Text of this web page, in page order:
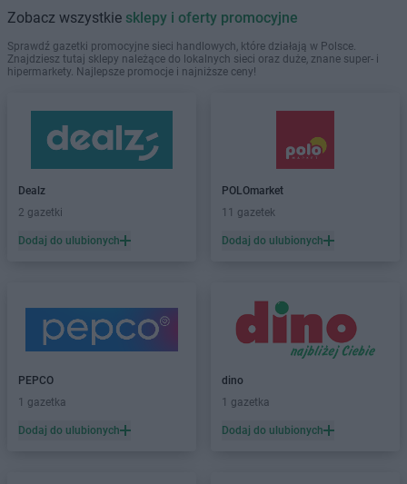
Zobacz wszystkie sklepy i oferty promocyjne
Sprawdź gazetki promocyjne sieci handlowych, które działają w Polsce.
Znajdziesz tutaj sklepy należące do lokalnych sieci oraz duże, znane super- i
hipermarkety. Najlepsze promocje i najniższe ceny!
Dealz
2 gazetki
Dodaj do ulubionych
POLOmarket
11 gazetek
Dodaj do ulubionych
PEPCO
1 gazetka
Dodaj do ulubionych
dino
1 gazetka
Dodaj do ulubionych